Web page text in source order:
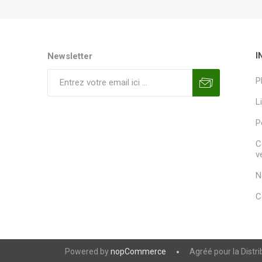
Newsletter
Powered bynopCommerce Agréé pour la